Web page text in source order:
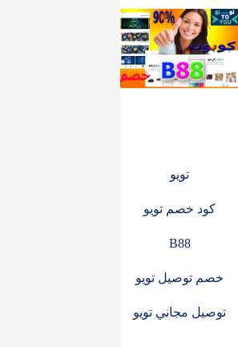
تويو
كود خصم تويو
B88
خصم توصيل تويو
توصيل مجاني تويو